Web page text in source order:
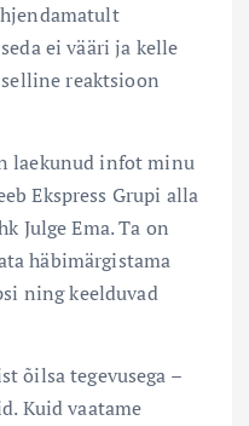
ei vääri ja kelle
reaktsioon
laekunud infot minu
Ekspress Grupi alla
Julge Ema. Ta on
häbimärgistama
ning keelduvad
õilsa tegevusega –
Kuid vaatame